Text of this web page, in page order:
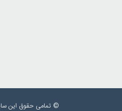
© تمامی حقوق این